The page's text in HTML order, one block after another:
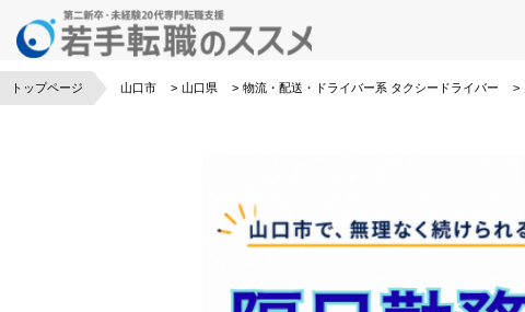
トップページ 山口市 山口県 物流・配送・ドライバー系 タクシードライバー